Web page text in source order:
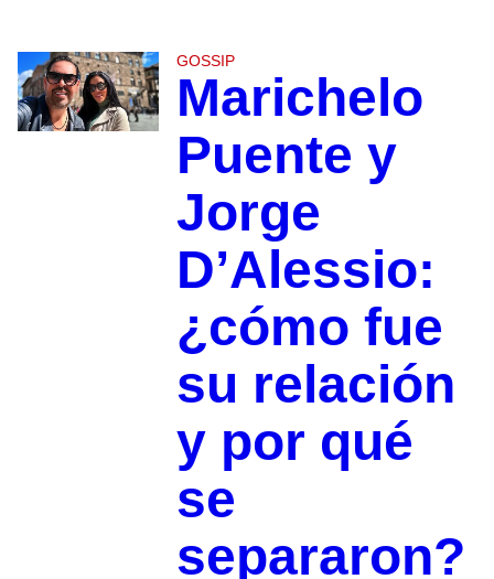
GOSSIP
Marichelo
Puente y
Jorge
D’Alessio:
¿cómo fue
su relación
y por qué
se
separaron?